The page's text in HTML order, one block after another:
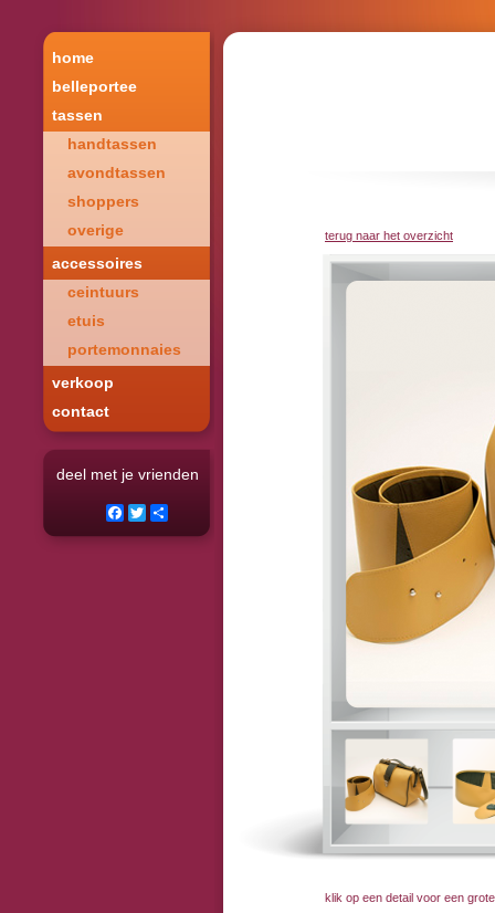
home
belleportee
tassen
handtassen
avondtassen
shoppers
overige
accessoires
ceintuurs
etuis
portemonnaies
verkoop
contact
deel met je vrienden
Facebook
Twitter
terug naar het overzicht
klik op een detail voor een